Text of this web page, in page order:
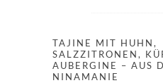
TAJINE MIT HUHN,
SALZZITRONEN,
AUBERGINE – AUS
NINAMANIE